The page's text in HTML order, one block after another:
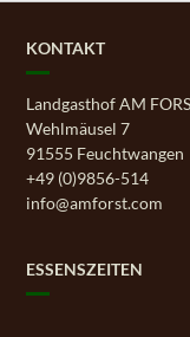
KONTAKT
Landgasthof AM
Wehlmäusel 7
91555 Feuchtwangen
+49 (0)9856-514
info@amforst.com
ESSENSZEITEN